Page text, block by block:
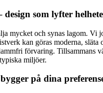
som lyfter
mycket och synas lagom. Vi
kan göras moderna,
förvaring. Tillsammans
miljöer.
på dina